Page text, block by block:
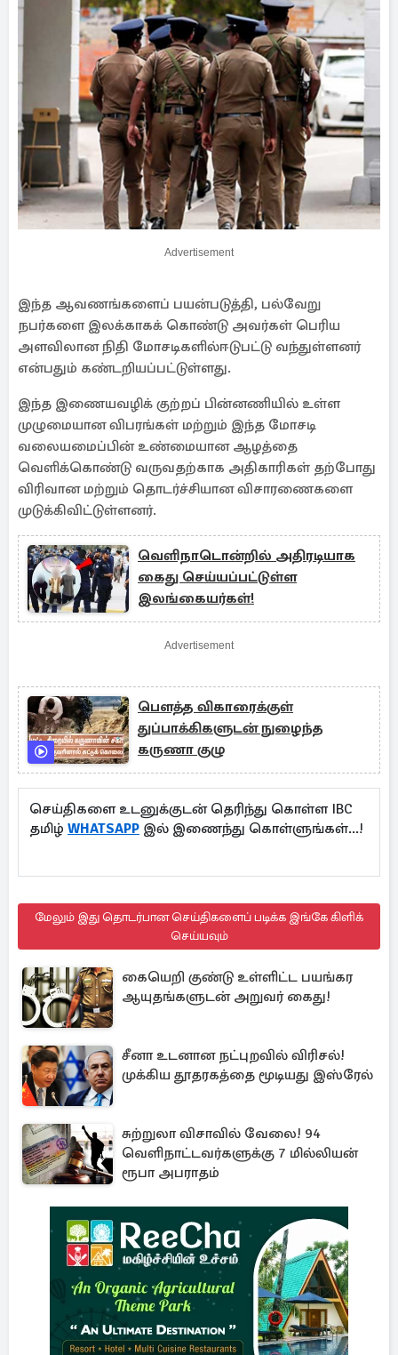
Advertisement
இந்த ஆவணங்களைப் பயன்படுத்தி, பல்வேறு
நபர்களை இலக்காகக் கொண்டு அவர்கள் பெரிய
அளவிலான நிதி மோசடிகளில்ஈடுபட்டு வந்துள்ளனர்
என்பதும் கண்டறியப்பட்டுள்ளது.
இந்த இணையவழிக் குற்றப் பின்னணியில் உள்ள
முழுமையான விபரங்கள் மற்றும் இந்த மோசடி
வலையமைப்பின் உண்மையான ஆழத்தை
வெளிக்கொண்டு வருவதற்காக அதிகாரிகள் தற்போது
விரிவான மற்றும் தொடர்ச்சியான விசாரணைகளை
முடுக்கிவிட்டுள்ளனர்.
வெளிநாடொன்றில் அதிரடியாக
கைது செய்யப்பட்டுள்ள
இலங்கையர்கள்!
Advertisement
பௌத்த விகாரைக்குள்
துப்பாக்கிகளுடன் நுழைந்த
கருணா குழு
செய்திகளை உடனுக்குடன் தெரிந்து கொள்ள IBC
தமிழ் WHATSAPP இல் இணைந்து கொள்ளுங்கள்...!
மேலும் இது தொடர்பான செய்திகளைப் படிக்க இங்கே கிளிக்
செய்யவும்
கையெறி குண்டு உள்ளிட்ட பயங்கர
ஆயுதங்களுடன் அறுவர் கைது!
சீனா உடனான நட்புறவில் விரிசல்!
முக்கிய தூதரகத்தை மூடியது இஸ்ரேல்
சுற்றுலா விசாவில் வேலை! 94
வெளிநாட்டவர்களுக்கு 7 மில்லியன்
ரூபா அபராதம்